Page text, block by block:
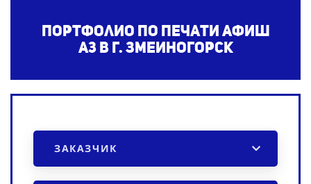
Портфолио по печати афиш
А3в г. Змеиногорск
ЗАКАЗЧИК